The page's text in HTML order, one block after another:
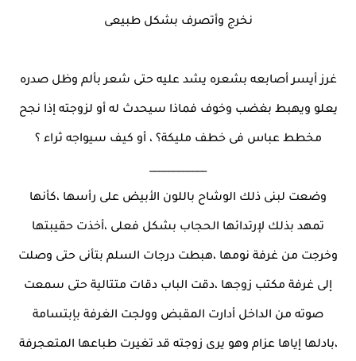
نخرج وأتصرف بشكل طبيعى
غرز أيسر أصابعه بشعره يشد عليه حتى شعر بألم وظل صدره
يعلو ويهبط بغضب وخوف فماذا سيحدث له أو لزوجته إذا نجح
مخطط عباس فى خطف مليكة؟ ، أو كيف سيواجه ثراء ؟
____________
وضعت لبنى ذلك الوشاح باللون الأبيض على رأسها ،كأنها
تمهد بذلك لإرتدائها الحجاب بشكل فعلى ،أخذت حقيبتها
وخرجت من غرفة نومها ،هبطت درجات السلم بتأنى حتى وصلت
إلى غرفة مكتب زوجها ،دقت الباب دقات متتالية حتى سمعت
صوته من الداخل أدارت المقبض وولجت الغرفة بإبتسامة
،بادلها إياها عزام وهو يرى زوجته قد تغيرت طباعها المتعجرفة